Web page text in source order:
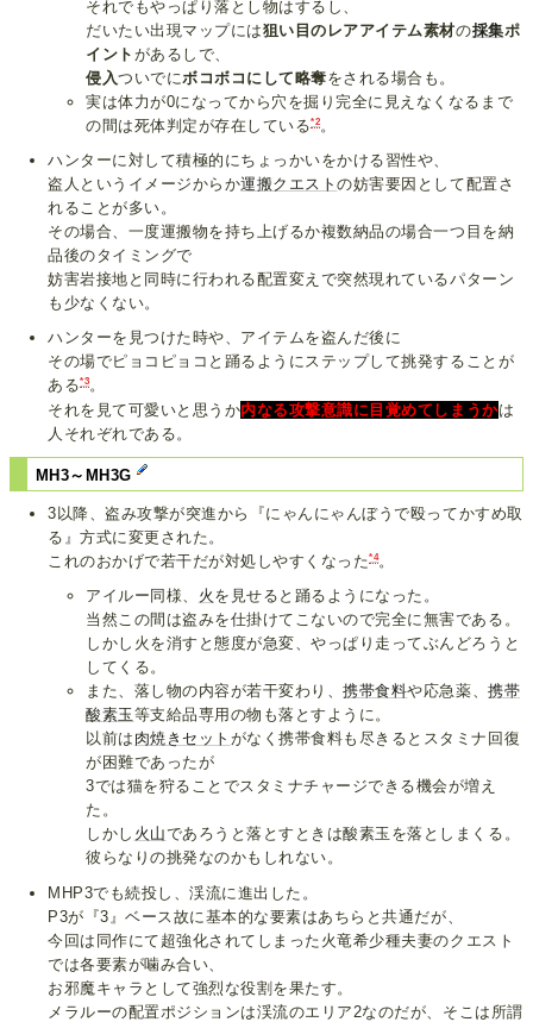
それでもやっぱり落とし物はするし、
だいたい出現マップには狙い目のレアアイテム素材の採集ポ
イント があるしで、
侵入ついでに ボコボコにして略奪をされる場合も。
実は体力が0になってから穴を掘り完全に見えなくなるまで
の間は死体判定が存在している*2。
ハンターに対して積極的にちょっかいをかける習性や、
盗人というイメージからか運搬クエストの妨害要因として配置さ
れることが多い。
その場合、一度運搬物を持ち上げるか複数納品の場合一つ目を納
品後のタイミングで
妨害岩接地と同時に行われる配置変えで突然現れているパターン
も少なくない。
ハンターを見つけた時や、アイテムを盗んだ後に
その場でピョコピョコと踊るようにステップして挑発することが
ある*3。
それを見て可愛いと思うか内なる攻撃意識に目覚めてしまうかは
人それぞれである。
MH3～MH3G
3以降、盗み攻撃が突進から『にゃんにゃんぼうで殴ってかすめ取
る』方式に変更された。
これのおかげで若干だが対処しやすくなった*4。
アイルー同様、 火 を見せると踊るようになった。
当然この間は盗みを仕掛けてこないので完全に無害である。
しかし火を消すと態度が急変、やっぱり走ってぶんどろうと
してくる。
また、落し物の内容が若干変わり、携帯食料や応急薬、携帯
酸素玉等支給品専用の物も落とすように。
以前は 肉焼きセット がなく携帯食料も尽きるとスタミナ回復
が困難であったが
3では猫を狩ることでスタミナチャージできる機会が増え
た。
しかし 火山であろうと落とすときは酸素玉を落としまくる。
彼らなりの挑発なのかもしれない。
MHP3でも続投し、渓流に進出した。
P3が『3』ベース故に基本的な要素はあちらと共通だが、
今回は同作にて超強化されてしまった火竜希少種夫妻のクエスト
では各要素が噛み合い、
お邪魔キャラとして強烈な役割を果たす。
メラルーの配置ポジションは渓流のエリア2なのだが、そこは所謂